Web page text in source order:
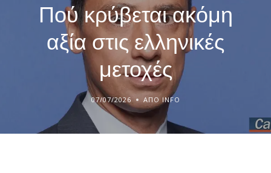
Πού κρύβεται ακόμη
αξία στις ελληνικές
μετοχές
07/07/2026 ΑΠΌ INFO